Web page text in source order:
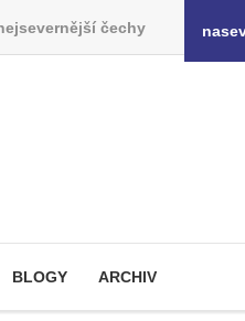
čechy
BLOGY ARCHIV